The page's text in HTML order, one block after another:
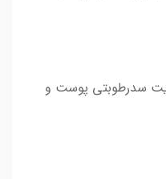
سدرطوبتی پوست و